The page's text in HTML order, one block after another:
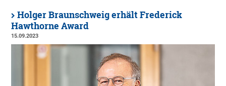
Holger Braunschweig erhält Frederick
Hawthorne Award
15.09.2023